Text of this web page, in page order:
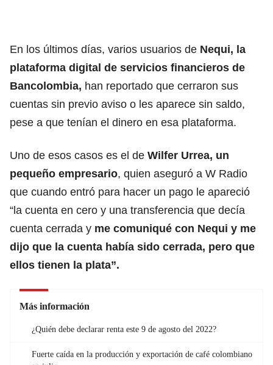
En los últimos días, varios usuarios de Nequi, la
plataforma digital de servicios financieros de
Bancolombia, han reportado que cerraron sus
cuentas sin previo aviso o les aparece sin saldo,
pese a que tenían el dinero en esa plataforma.
Uno de esos casos es el de Wilfer Urrea, un
pequeño empresario, quien aseguró a W Radio
que cuando entró para hacer un pago le apareció
“la cuenta en cero y una transferencia que decía
cuenta cerrada y me comuniqué con Nequi y me
dijo que la cuenta había sido cerrada, pero que
ellos tienen la plata”.
Más información
¿Quién debe declarar renta este 9 de agosto del 2022?
Fuerte caída en la producción y exportación de café colombiano